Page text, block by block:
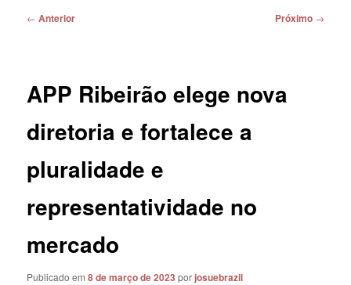
Navegação
← Anterior Próximo →
APP Ribeirão elege nova
diretoria e fortalece a
pluralidade e
representatividade no
mercado
Publicado em8 de março de 2023 porjosuebrazil